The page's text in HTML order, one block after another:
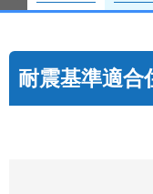
耐震基準適合